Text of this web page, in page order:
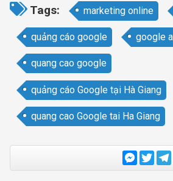
Tags: marketing online
quảng cáo google google
quang cao google
quảng cáo Google tại Hà Giang
quang cao Google tai Ha Giang